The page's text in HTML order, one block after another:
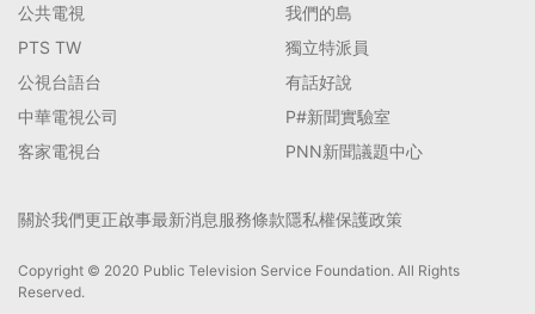
公共電視
PTS TW
公視台語台
中華電視公司
客家電視台
我們的島
獨立特派員
有話好說
P#新聞實驗室
PNN新聞議題中心
關於我們更正啟事最新消息服務條款隱私權保護政策
Copyright © 2020 Public Television Service Foundation. All Rights
Reserved.